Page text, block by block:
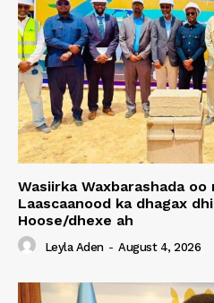
Wasiirka Waxbarashada oo
Laascaanood ka dhagax
Hoose/dhexe ah
Leyla Aden - August 4, 2026